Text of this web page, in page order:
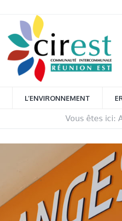
L’ENVIRONNEMENT
Vous êtes ici: